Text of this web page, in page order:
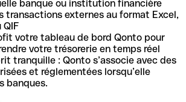
banque ou institution financière
transactions externes au format Excel,
QIF
votre tableau de bord Qonto pour
votre trésorerie en temps réel
tranquille : Qonto s’associe avec des
et réglementées lorsqu’elle
banques.